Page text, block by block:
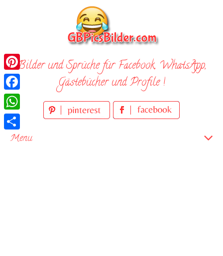
Bilder und Sprüche für Facebook, WhatsApp,
Gästebücher und Profile !
Menu
Pinterest
Facebook
WhatsApp
Teilen